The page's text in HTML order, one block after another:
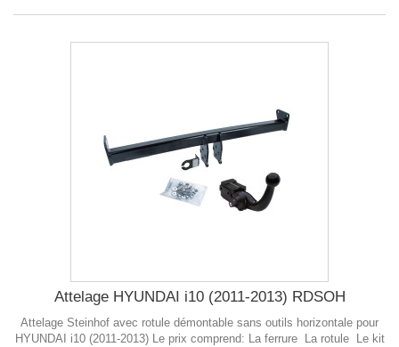
Attelage HYUNDAI i10 (2011-2013) RDSOH
Attelage Steinhof avec rotule démontable sans outils horizontale pour
HYUNDAI i10 (2011-2013) Le prix comprend: La ferrure La rotule Le kit